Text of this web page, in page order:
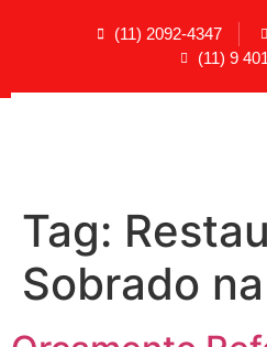
(11) 2092-4347
(11) 9
Tag:
Sobrado